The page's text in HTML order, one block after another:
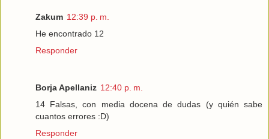
Zakum 12:39 p. m.
He encontrado 12
Responder
Borja Apellaniz 12:40 p. m.
14 Falsas, con media docena de dudas (y quién sabe
cuantos errores :D)
Responder